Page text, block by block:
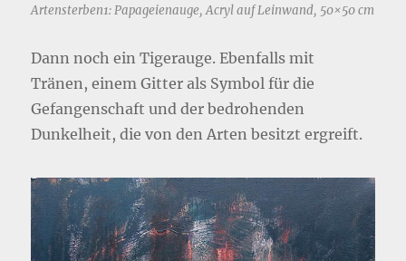
Artensterben1: Papageienauge, Acryl auf Leinwand, 50×50 cm
Dann noch ein Tigerauge. Ebenfalls mit
Tränen, einem Gitter als Symbol für die
Gefangenschaft und der bedrohenden
Dunkelheit, die von den Arten besitzt ergreift.